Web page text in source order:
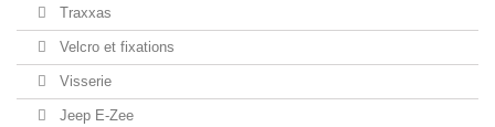
Traxxas
Velcro et fixations
Visserie
Jeep E-Zee